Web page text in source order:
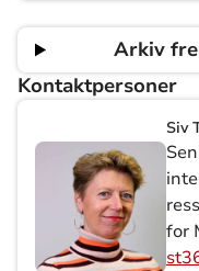
Arkiv
Kontaktpersoner
Siv
for